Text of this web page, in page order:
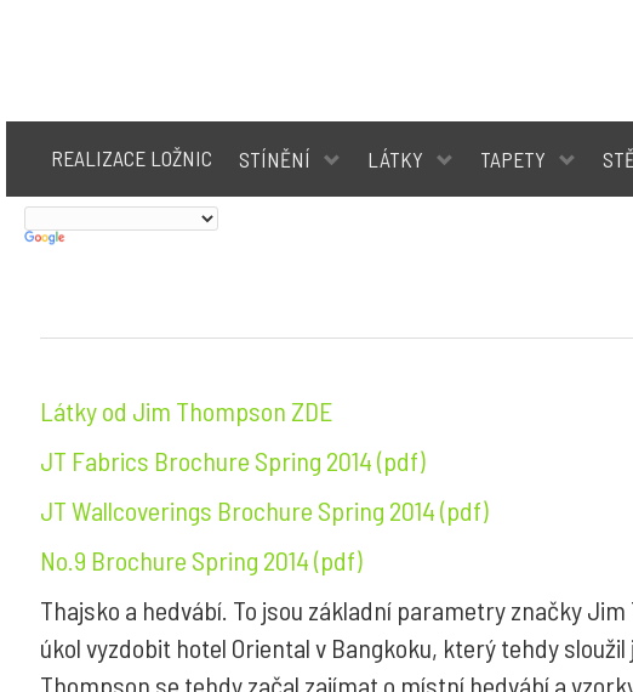
REALIZACE LOŽNIC STÍNĚNÍ LÁTKY TAPETY
Látky od Jim Thompson ZDE
JT Fabrics Brochure Spring 2014 (pdf)
JT Wallcoverings Brochure Spring 2014 (pdf)
No.9 Brochure Spring 2014 (pdf)
Thajsko a hedvábí. To jsou základní parametry značky
úkol vyzdobit hotel Oriental v Bangkoku, který tehdy
Thompson se tehdy začal zajímat o místní hedvábí a